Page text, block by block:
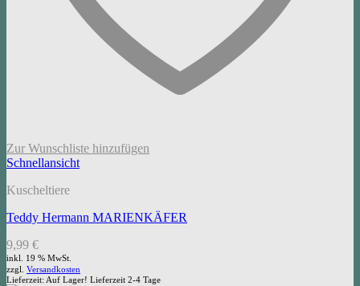
Zur Wunschliste hinzufügen
Schnellansicht
Kuscheltiere
Teddy Hermann MARIENKÄFER
9,99 €
inkl. 19 % MwSt.
zzgl. Versandkosten
Lieferzeit: Auf Lager! Lieferzeit 2-4 Tage